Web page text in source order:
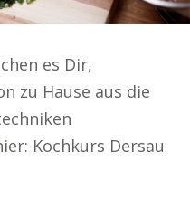
es Dir,
zu Hause aus die
Kochkurs Dersau